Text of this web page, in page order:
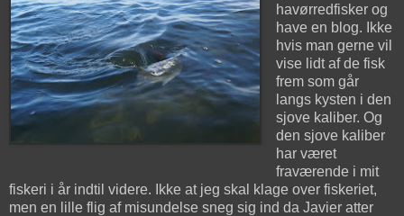
havørredfisker og
have en blog. Ikke
hvis man gerne vil
vise lidt af de fisk
frem som går
langs kysten i den
sjove kaliber. Og
den sjove kaliber
har været
fraværende i mit
fiskeri i år indtil videre. Ikke at jeg skal klage over fiskeriet,
men en lille flig af misundelse sneg sig ind da Javier atter